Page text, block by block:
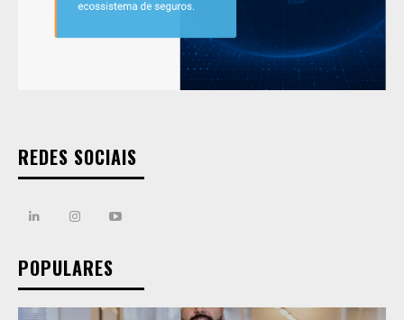
REDES SOCIAIS
POPULARES